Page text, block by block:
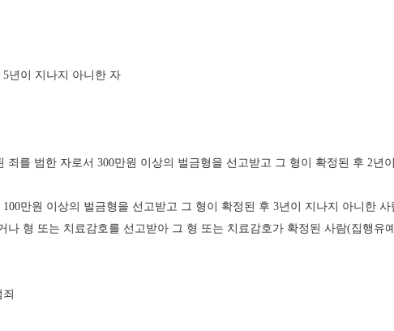
년이 지나지 아니한 자
를 범한 자로서 300만원 이상의 벌금형을 선고받고 그 형이 확정된 후 2년
만원 이상의 벌금형을 선고받고 그 형이 확정된 후 3년이 지나지 아니한 사
형 또는 치료감호를 선고받아 그 형 또는 치료감호가 확정된 사람(집행유